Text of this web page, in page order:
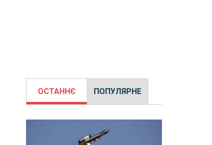
ОСТАННЄ ПОПУЛЯРНЕ